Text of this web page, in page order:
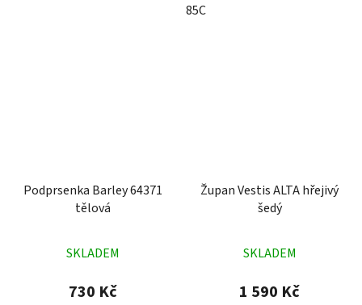
85C
Podprsenka Barley 64371
tělová
hodnocení
produktu
SKLADEM
730 Kč
Župan Vestis ALTA hřejivý
šedý
hodnocení
produktu
SKLADEM
1 590 Kč